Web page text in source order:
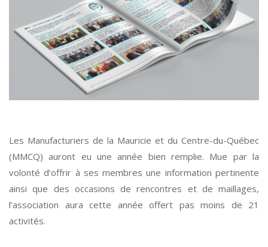
Les Manufacturiers de la Mauricie et du Centre-du-Québec
(MMCQ) auront eu une année bien remplie. Mue par la
volonté d’offrir à ses membres une information pertinente
ainsi que des occasions de rencontres et de maillages,
l’association aura cette année offert pas moins de 21
activités.